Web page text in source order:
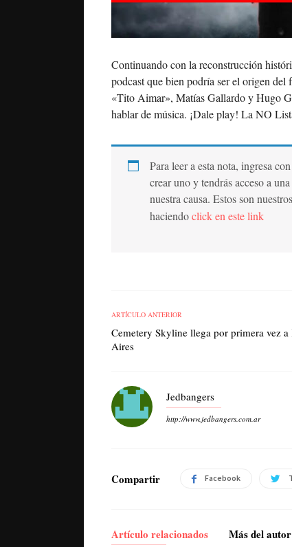
Continuando con la reconstrucción
podcast que bien podría ser el origen del
«Tito Aimar», Matías Gallardo y Hugo
hablar de música. ¡Dale play! La NO
Para leer a esta nota, ingresa
crear uno y tendrás acceso a
nuestra causa. Estos son
haciendoclick en este link
ARTÍCULO ANTERIOR
Cemetery Skyline llega por primera vez a
Aires
Jedbangers
http://www.jedbangers.com.ar
Compartir Facebook
Artículo relacionados Más del autor